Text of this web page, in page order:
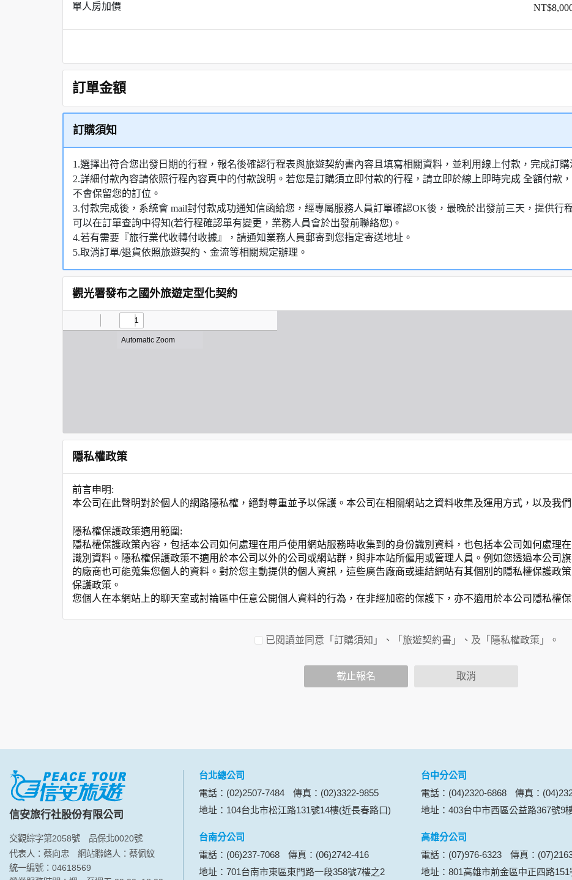
單人房加價
訂單金額
訂購須知
1.選擇出符合您出發日期的行程，報名後確認行程表與旅遊契約書內容且填寫相關資料，並利用線上付款，完成訂購
2.詳細付款內容請依照行程內容頁中的付款說明。若您是訂購須立即付款的行程，請立即於線上即時完成 全額付款
不會保留您的訂位。
3.付款完成後，系統會 mail封付款成功通知信函給您，經專屬服務人員訂單確認OK後，最晚於出發前三天，提供行
可以在訂單查詢中得知(若行程確認單有變更，業務人員會於出發前聯絡您)。
4.若有需要『旅行業代收轉付收據』，請通知業務人員郵寄到您指定寄送地址。
5.取消訂單/退貨依照旅遊契約、金流等相關規定辦理。
觀光署發布之國外旅遊定型化契約
隱私權政策
前言申明:
本公司在此聲明對於個人的網路隱私權，絕對尊重並予以保護。本公司在相關網站之資料收集及運用方式，以及我
隱私權保護政策適用範圍:
隱私權保護政策內容，包括本公司如何處理在用戶使用網站服務時收集到的身份識別資料，也包括本公司如何處理
識別資料。隱私權保護政策不適用於本公司以外的公司或網站群，與非本站所僱用或管理人員。例如您透過本公司
的廠商也可能蒐集您個人的資料。對於您主動提供的個人資訊，這些廣告廠商或連結網站有其個別的隱私權保護政
保護政策。
您個人在本網站上的聊天室或討論區中任意公開個人資料的行為，在非經加密的保護下，亦不適用於本公司隱私權保
為了在本網站提供您最佳的互動性服務，可能會請您提供相關個人的資料，其範圍如下：
於一般瀏覽時，伺服器會自行記錄相關行徑，包括您使用連線設備的 IP 位址、使用時間、使用的瀏覽器、瀏覽及點
當客戶在本網站註冊時，我們會取得您的姓名、電話、住址、身份證字號、電子郵件、出生日期、性別、行業等相
登入使用我們的服務後，本網站即取得您的資料。
其他除了上述，會保留您在上網瀏覽或查詢時，伺服器自行產生的相關記錄，包括您使用連線設備的 IP 位址、使用
錄等。本網站會對個別連線者的瀏覽器予以標示，歸納使用者瀏覽器在本網站內部所瀏覽的網頁，除非您願意告知
項記錄和您對應。請您注意，在本網站網刊登廣告之廠商，或與連結本網站，也可能蒐集您個人的資料。對於您主
本網站將在事前或註冊登錄取得您的同意後，傳送商業性資料或電子郵件給您。本公司除了在該資料或電子郵件上
郵件上提供您能隨時停止接收這些資料或電子郵件的方法及說明。
已閱讀並同意「訂購須知」、「旅遊契約書」、及「隱私權政策」。
截止報名 取消
信安旅行社股份有限公司
交觀綜字第2058號
品保北0020號
代表人：蔡向忠
網站聯絡人：蔡佩紋
統一編號：04618569
台北總公司
電話：(02)2507-7484
傳真：(02)3322-9855
地址：104台北市松江路131號14樓(近長春路口)
台中分公司
電話：(04)2320-6868
傳真：
地址：403台中市西區公益路367號9
台南分公司
電話：(06)237-7068
傳真：(06)2742-416
地址：701台南市東區東門路一段358號7樓之2
高雄分公司
電話：(07)976-6323
傳真：
地址：801高雄市前金區中正四路151